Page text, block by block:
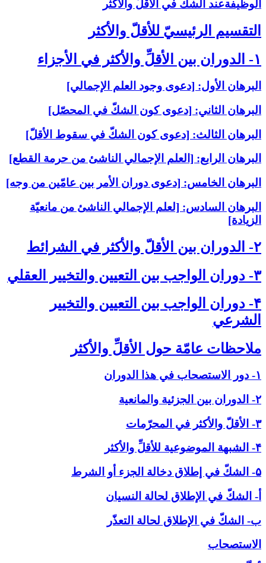
الوظيفةعند الشكّ في الأقلّ والأكثر
التقسيم الرئيسيّ للأقلّ والأكثر
۱- الدوران بين الأقلِّ والأكثر في الأجزاء
البرهان الأول: [دعوى وجود العلم الإجمالي‏]
البرهان الثاني: [دعوى كون الشكّ في المحصّل‏]
البرهان الثالث: [دعوى كون الشكّ في سقوط الأقلّ‏]
البرهان الرابع: [العلم الإجمالي الناشئ من حرمة القطع‏]
البرهان الخامس: [دعوى دوران الأمر بين عامّين من وجه‏]
البرهان السادس: [لعلم الإجمالي الناشئ من مانعيّة
الزيادة]
۲- الدوران بين الأقلّ والأكثر في الشرائط
۳- دوران الواجب بين التعيين والتخيير العقلي‏
۴- دوران الواجب بين التعيين والتخيير
الشرعي‏
ملاحظات عامّة حول الأقلِّ والأكثر
۱- دور الاستصحاب في هذا الدوران
۲- الدوران بين الجزئية والمانعية
۳- الأقلّ والأكثر في المحرّمات
۴- الشبهة الموضوعية للأقلِّ والأكثر
۵- الشكّ في إطلاق دخالة الجزء أو الشرط
أ- الشكّ في الإطلاق لحالة النسيان
ب- الشكّ في الإطلاق لحالة التعذّر
الاستصحاب‏